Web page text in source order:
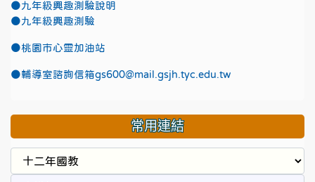
●九年級興趣測驗說明
●九年級興趣測驗
●桃園市心靈加油站
●輔導室諮詢信箱gs600@mail.gsjh.tyc.edu.tw
常用連結